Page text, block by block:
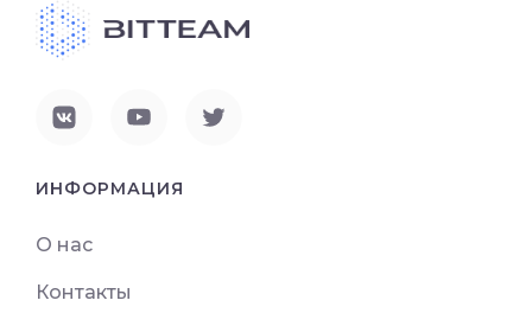
ИНФОРМАЦИЯ
О нас
Контакты